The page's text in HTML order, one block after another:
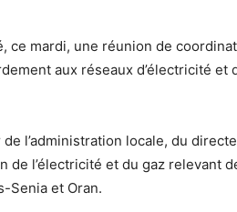
ce mardi, une réunion de
aux réseaux d’électricité et
l’administration locale, du
de l’électricité et du gaz relevant
Senia et Oran.